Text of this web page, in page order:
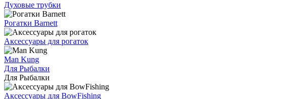
Духовые трубки
Рогатки Barnett
Аксессуары для рогаток
Man Kung
Для Рыбалки
Для Рыбалки
Аксессуары для BowFishing